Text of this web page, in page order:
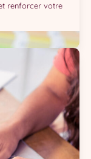
renforcer votre